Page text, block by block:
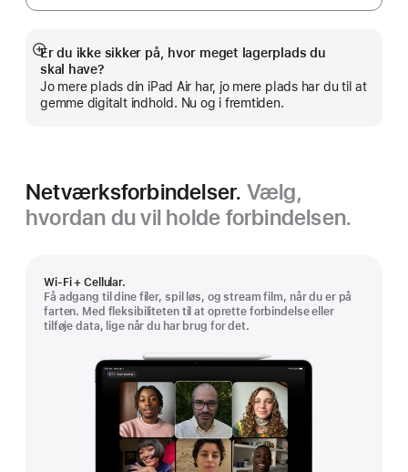
Er du ikke sikker på, hvor meget lagerplads du
skal have?
Jo mere plads din iPad Air har, jo mere plads har du til at
gemme digitalt indhold. Nu og i fremtiden.
Vis
mere
Netværksforbindelser. Vælg,
hvordan du vil holde forbindelsen.
Wi-Fi + Cellular.
Få adgang til dine filer, spil løs, og stream film, når du er på
farten. Med fleksibiliteten til at oprette forbindelse eller
tilføje data, lige når du har brug for det.